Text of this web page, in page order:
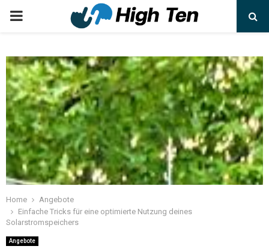
Home
Angebote
Einfache Tricks für eine optimierte Nutzung deines
Solarstromspeichers
Angebote